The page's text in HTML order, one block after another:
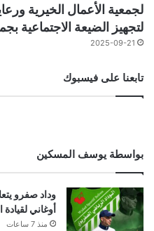
لجمعية الأعمال الخيرية
لتجهيز الضيعة الاجتماعية
2025-09-21
تابعنا على فيسبوك
بواسطة يوسف المسكين
وداد صفرو
أوغاني لقيادة
منذ 7 ساعات